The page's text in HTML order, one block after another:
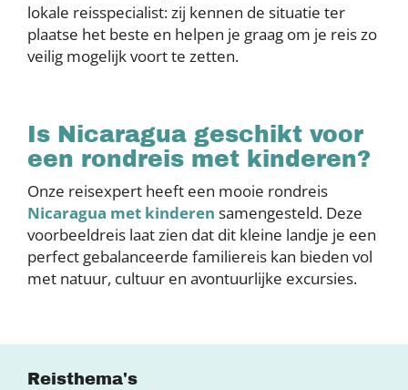
lokale reisspecialist: zij kennen de situatie ter
plaatse het beste en helpen je graag om je reis zo
veilig mogelijk voort te zetten.
Is Nicaragua geschikt voor
een rondreis met kinderen?
Onze reisexpert heeft een mooie rondreis
Nicaragua met kinderen samengesteld. Deze
voorbeeldreis laat zien dat dit kleine landje je een
perfect gebalanceerde familiereis kan bieden vol
met natuur, cultuur en avontuurlijke excursies.
Reisthema's